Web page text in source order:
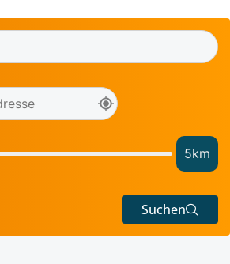
5km
Suchen